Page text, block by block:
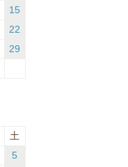
15
22
29
土
5